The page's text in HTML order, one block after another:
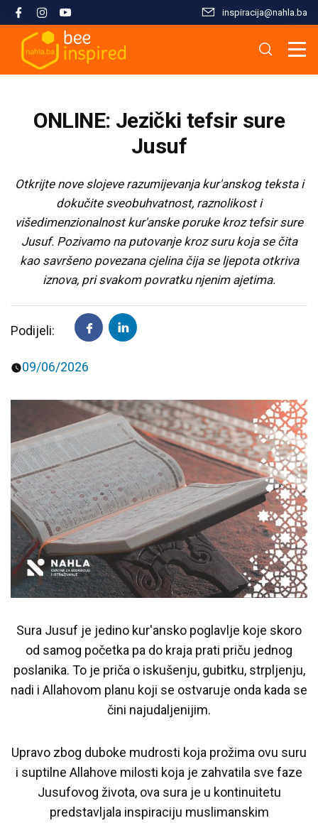
inspiracija@nahla.bа
ONLINE: Jezički tefsir sure
Jusuf
Otkrijte nove slojeve razumijevanja kur'anskog teksta i
dokučite sveobuhvatnost, raznolikost i
višedimenzionalnost kur'anske poruke kroz tefsir sure
Jusuf. Pozivamo na putovanje kroz suru koja se čita
kao savršeno povezana cjelina čija se ljepota otkriva
iznova, pri svakom povratku njenim ajetima.
Podijeli:
09/06/2026
Sura Jusuf je jedino kur'ansko poglavlje koje skoro
od samog početka pa do kraja prati priču jednog
poslanika. To je priča o iskušenju, gubitku, strpljenju,
nadi i Allahovom planu koji se ostvaruje onda kada se
čini najudaljenijim.
Upravo zbog duboke mudrosti koja prožima ovu suru
i suptilne Allahove milosti koja je zahvatila sve faze
Jusufovog života, ova sura je u kontinuitetu
predstavljala inspiraciju muslimanskim
Misija i filozofija
Kontaktirajte nas
Škola islama
Arapski jezik kroz Kur'an
Tematski moduli
Seminari i radionice
Kursevi
Osnove islama
Žena i islam
Islam i savremeni izazovi
Porodični život u islamu
Islamska kultura i civilizacija
Nahla kao inspiracija
Analize i studije
Multimedija